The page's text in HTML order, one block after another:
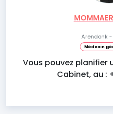
Arendonk
Médecin
Vous pouvez planifier
Cabinet, au :